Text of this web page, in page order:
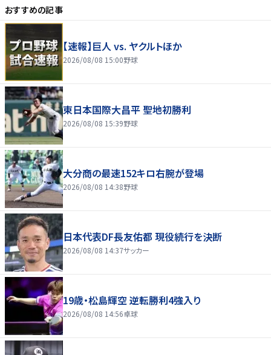
おすすめの記事
【速報】巨人 vs. ヤクルトほか
2026/08/08 15:00野球
東日本国際大昌平 聖地初勝利
2026/08/08 15:39野球
大分商の最速152キロ右腕が登場
2026/08/08 14:38野球
日本代表DF長友佑都 現役続行を決断
2026/08/08 14:37サッカー
19歳・松島輝空 逆転勝利4強入り
2026/08/08 14:56卓球